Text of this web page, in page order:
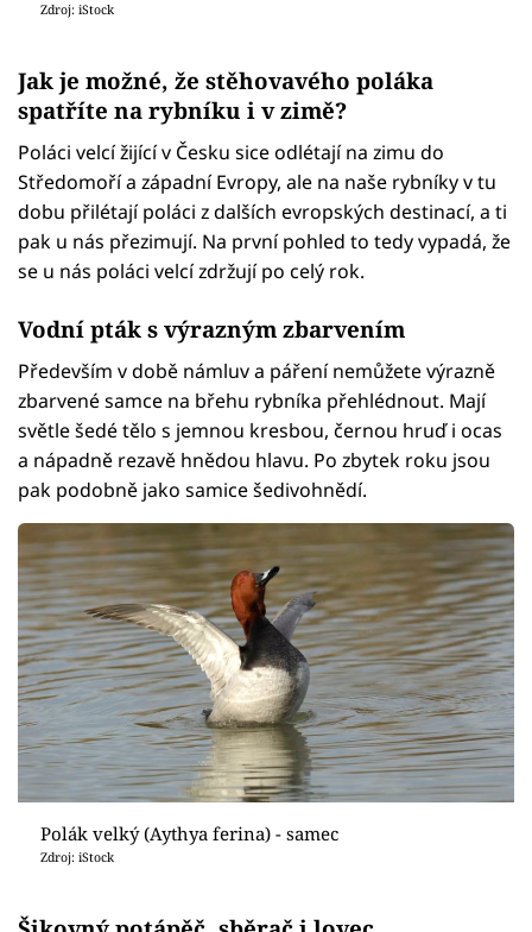
Zdroj: iStock
Jak je možné, že stěhovavého poláka
spatříte na rybníku i v zimě?
Poláci velcí žijící v Česku sice odlétají na zimu do
Středomoří a západní Evropy, ale na naše rybníky v tu
dobu přilétají poláci z dalších evropských destinací, a ti
pak u nás přezimují. Na první pohled to tedy vypadá, že
se u nás poláci velcí zdržují po celý rok.
Vodní pták s výrazným zbarvením
Především v době námluv a páření nemůžete výrazně
zbarvené samce na břehu rybníka přehlédnout. Mají
světle šedé tělo s jemnou kresbou, černou hruď i ocas
a nápadně rezavě hnědou hlavu. Po zbytek roku jsou
pak podobně jako samice šedivohnědí.
Polák velký (Aythya ferina) - samec
Zdroj: iStock